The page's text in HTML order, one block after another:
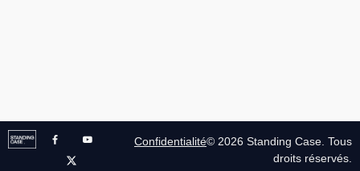
Confidentialité© 2026 Standing Case. Tous
droits réservés.